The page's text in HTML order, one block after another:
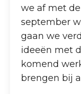
we af met
september
gaan we
ideeën met
komend
brengen bij